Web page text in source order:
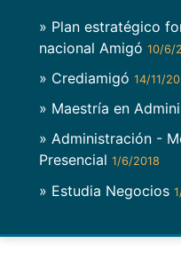
» Plan estratégico
nacional Amigó 10/6/
» Crediamigó 14/11/
» Maestría en
» Administración -
Presencial 1/6/2018
» Estudia Negocios